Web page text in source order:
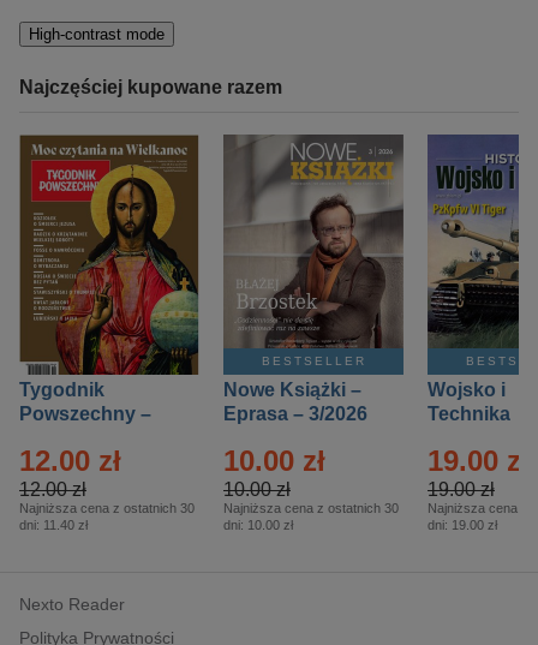
High-contrast mode
Najczęściej kupowane razem
Tygodnik
Powszechny –
12.00 zł
12.00 zł
Najniższa cena z ostatnich 30
dni: 11.40 zł
BESTSELLER
Nowe Książki –
Eprasa – 3/2026
10.00 zł
10.00 zł
Najniższa cena z ostatnich 30
dni: 10.00 zł
Wojsko i
Technika
– 2/2026
19.00 zł
19.00 zł
Najniższa cena z
dni: 19.00 zł
Nexto Reader
Polityka Prywatności